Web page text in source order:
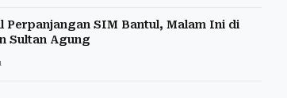
Perpanjangan SIM Bantul, Malam Ini di
Sultan Agung